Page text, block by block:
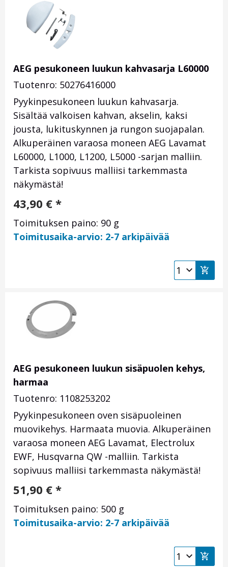
AEG pesukoneen luukun kahvasarja L60000
Tuotenro: 50276416000
Pyykinpesukoneen luukun kahvasarja.
Sisältää valkoisen kahvan, akselin, kaksi
jousta, lukituskynnen ja rungon suojapalan.
Alkuperäinen varaosa moneen AEG Lavamat
L60000, L1000, L1200, L5000 -sarjan malliin.
Tarkista sopivuus malliisi tarkemmasta
näkymästä!
43,90 € *
Toimituksen paino: 90 g
Toimitusaika-arvio: 2-7 arkipäivää
AEG pesukoneen luukun sisäpuolen kehys,
harmaa
Tuotenro: 1108253202
Pyykinpesukoneen oven sisäpuoleinen
muovikehys. Harmaata muovia. Alkuperäinen
varaosa moneen AEG Lavamat, Electrolux
EWF, Husqvarna QW -malliin. Tarkista
sopivuus malliisi tarkemmasta näkymästä!
51,90 € *
Toimituksen paino: 500 g
Toimitusaika-arvio: 2-7 arkipäivää